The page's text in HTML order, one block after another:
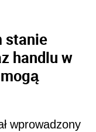
stanie
handlu w
wprowadzony